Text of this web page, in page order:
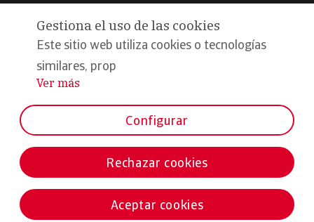
Aviso legal
Política de cookies
Declaración de privacidad
Formamos parte de:
Gestiona el uso de las cookies
Este sitio web utiliza cookies o tecnologías
similares, prop
...
Ver más
Configurar
Rechazar cookies
Aceptar cookies